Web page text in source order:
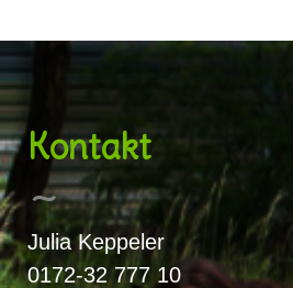
Kontakt
Julia Keppeler
0172-32 777 10